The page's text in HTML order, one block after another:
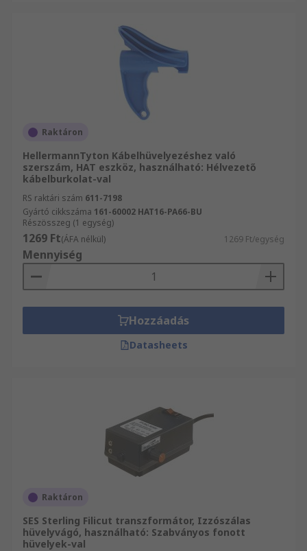
Raktáron
HellermannTyton Kábelhüvelyezéshez való
szerszám, HAT eszköz, használható: Hélvezető
kábelburkolat-val
RS raktári szám 611-7198
Gyártó cikkszáma 161-60002 HAT16-PA66-BU
Részösszeg (1 egység)
1269 Ft(ÁFA nélkül) 1269 Ft/egység
Mennyiség
Hozzáadás
Datasheets
Raktáron
SES Sterling Filicut transzformátor, Izzószálas
hüvelyvágó, használható: Szabványos fonott
hüvelyek-val